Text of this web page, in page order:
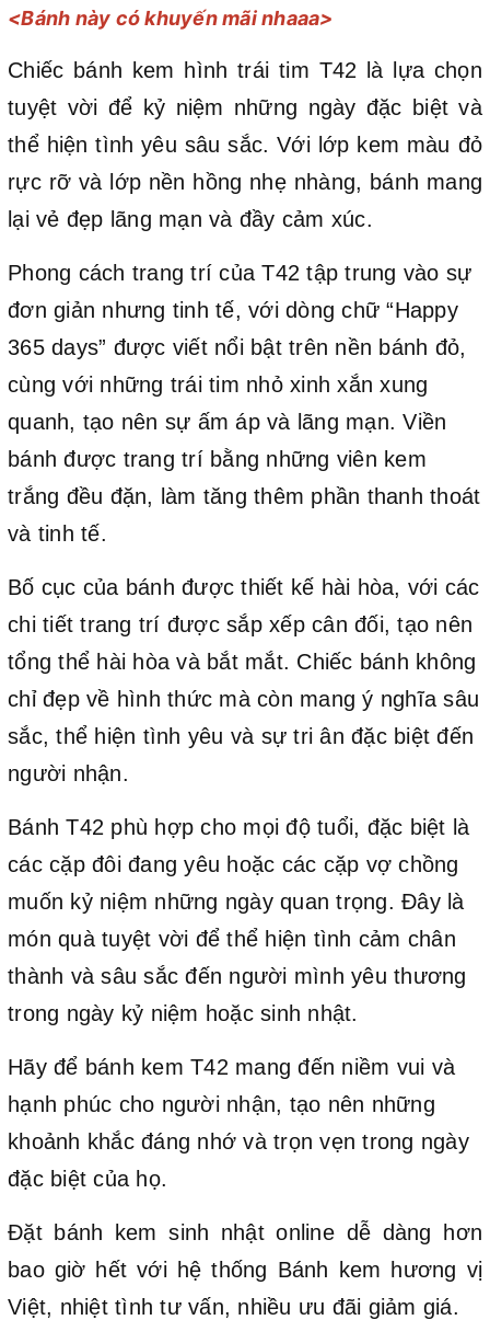
<Bánh này có khuyến mãi nhaaa>
Chiếc bánh kem hình trái tim T42 là lựa chọn
tuyệt vời để kỷ niệm những ngày đặc biệt và
thể hiện tình yêu sâu sắc. Với lớp kem màu đỏ
rực rỡ và lớp nền hồng nhẹ nhàng, bánh mang
lại vẻ đẹp lãng mạn và đầy cảm xúc.
Phong cách trang trí của T42 tập trung vào sự
đơn giản nhưng tinh tế, với dòng chữ “Happy
365 days” được viết nổi bật trên nền bánh đỏ,
cùng với những trái tim nhỏ xinh xắn xung
quanh, tạo nên sự ấm áp và lãng mạn. Viền
bánh được trang trí bằng những viên kem
trắng đều đặn, làm tăng thêm phần thanh thoát
và tinh tế.
Bố cục của bánh được thiết kế hài hòa, với các
chi tiết trang trí được sắp xếp cân đối, tạo nên
tổng thể hài hòa và bắt mắt. Chiếc bánh không
chỉ đẹp về hình thức mà còn mang ý nghĩa sâu
sắc, thể hiện tình yêu và sự tri ân đặc biệt đến
người nhận.
Bánh T42 phù hợp cho mọi độ tuổi, đặc biệt là
các cặp đôi đang yêu hoặc các cặp vợ chồng
muốn kỷ niệm những ngày quan trọng. Đây là
món quà tuyệt vời để thể hiện tình cảm chân
thành và sâu sắc đến người mình yêu thương
trong ngày kỷ niệm hoặc sinh nhật.
Hãy để bánh kem T42 mang đến niềm vui và
hạnh phúc cho người nhận, tạo nên những
khoảnh khắc đáng nhớ và trọn vẹn trong ngày
đặc biệt của họ.
Đặt bánh kem sinh nhật online dễ dàng hơn
bao giờ hết với hệ thống Bánh kem hương vị
Việt, nhiệt tình tư vấn, nhiều ưu đãi giảm giá.